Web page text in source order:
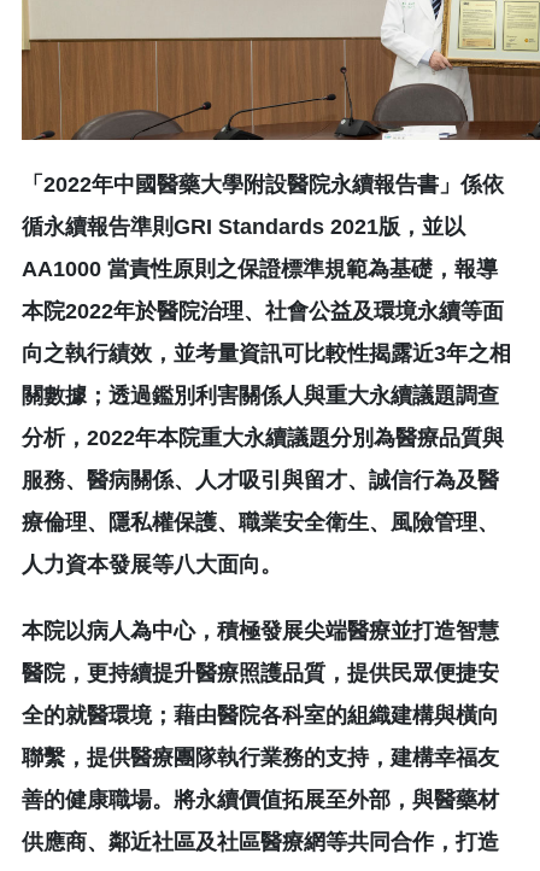
「2022年中國醫藥大學附設醫院永續報告書」係依
循永續報告準則GRI Standards 2021版，並以
AA1000 當責性原則之保證標準規範為基礎，報導
本院2022年於醫院治理、社會公益及環境永續等面
向之執行績效，並考量資訊可比較性揭露近3年之相
關數據；透過鑑別利害關係人與重大永續議題調查
分析，2022年本院重大永續議題分別為醫療品質與
服務、醫病關係、人才吸引與留才、誠信行為及醫
療倫理、隱私權保護、職業安全衛生、風險管理、
人力資本發展等八大面向。
本院以病人為中心，積極發展尖端醫療並打造智慧
醫院，更持續提升醫療照護品質，提供民眾便捷安
全的就醫環境；藉由醫院各科室的組織建構與橫向
聯繫，提供醫療團隊執行業務的支持，建構幸福友
善的健康職場。將永續價值拓展至外部，與醫藥材
供應商、鄰近社區及社區醫療網等共同合作，打造